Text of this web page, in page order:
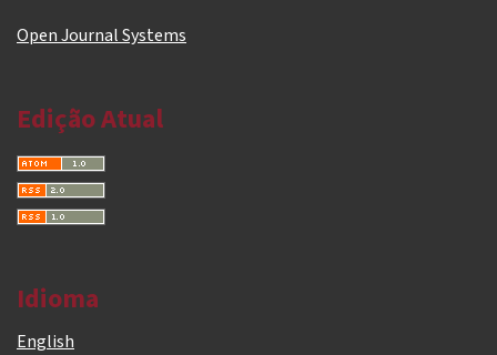
Open Journal Systems
Edição Atual
Idioma
English